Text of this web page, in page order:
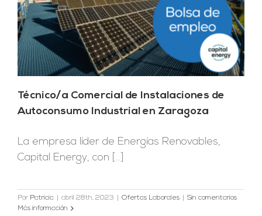
Técnico/a Comercial de Instalaciones de
Autoconsumo Industrial en Zaragoza
La empresa líder de Energías Renovables,
Capital Energy, con [...]
Por Patricia abril 28th, 2023 Ofertas Laborales
Sin comentarios
Más información